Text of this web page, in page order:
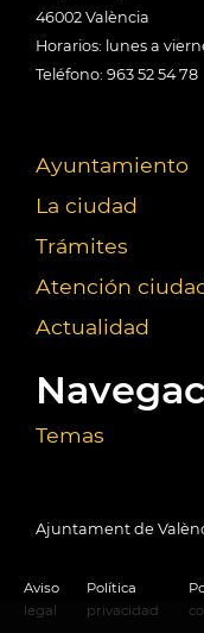
46002 València
Horarios: lunes a
Teléfono: 963 52 54 78
Ayuntamiento
La ciudad
Trámites
Atención
Actualidad
Temas
Ajuntament de
Aviso
legal
Política
privacidad